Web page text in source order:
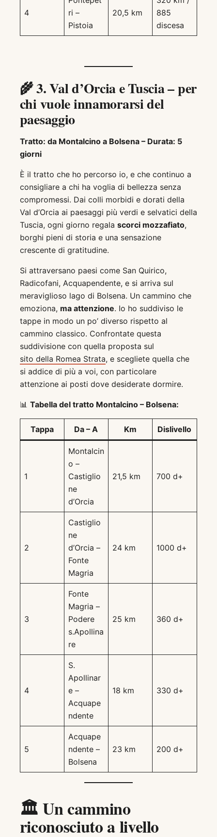
4
ri –
Pistoia
20,5 km
885
discesa
🌾3. Val d’Orcia e Tuscia – per
chi vuole innamorarsi del
paesaggio
Tratto: da Montalcino a Bolsena – Durata: 5
giorni
È il tratto che ho percorso io, e che continuo a
consigliare a chi ha voglia di bellezza senza
compromessi. Dai colli morbidi e dorati della
Val d’Orcia ai paesaggi più verdi e selvatici della
Tuscia, ogni giorno regala scorci mozzafiato,
borghi pieni di storia e una sensazione
crescente di gratitudine.
Si attraversano paesi come San Quirico,
Radicofani, Acquapendente, e si arriva sul
meraviglioso lago di Bolsena. Un cammino che
emoziona, ma attenzione. Io ho suddiviso le
tappe in modo un po’ diverso rispetto al
cammino classico. Confrontate questa
suddivisione con quella proposta sul
sito della Romea Strata, e scegliete quella che
si addice di più a voi, con particolare
attenzione ai posti dove desiderate dormire.
📊 Tabella del tratto Montalcino – Bolsena:
Tappa Da – A Km Dislivello
1
Montalcin
o –
Castiglio
ne
d’Orcia
21,5 km 700 d+
2
Castiglio
ne
d’Orcia –
Fonte
Magria
24 km 1000 d+
3
Fonte
Magria –
Podere
s.Apollina
re
25 km 360 d+
4
S.
Apollinar
e –
Acquape
ndente
18 km 330 d+
5
Acquape
ndente –
Bolsena
23 km 200 d+
🏛️ Un cammino
riconosciuto a livello